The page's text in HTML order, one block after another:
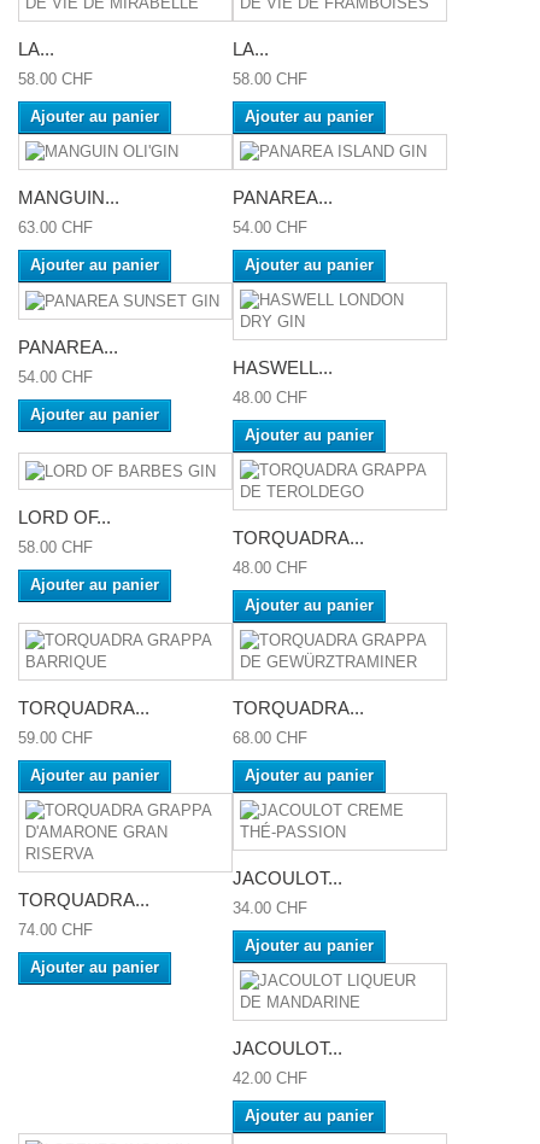
LA...
58.00 CHF
Ajouter au panier
LA...
58.00 CHF
Ajouter au panier
MANGUIN...
63.00 CHF
Ajouter au panier
PANAREA...
54.00 CHF
Ajouter au panier
PANAREA...
54.00 CHF
Ajouter au panier
HASWELL...
48.00 CHF
Ajouter au panier
LORD OF...
58.00 CHF
Ajouter au panier
TORQUADRA...
48.00 CHF
Ajouter au panier
TORQUADRA...
59.00 CHF
Ajouter au panier
TORQUADRA...
68.00 CHF
Ajouter au panier
TORQUADRA...
74.00 CHF
Ajouter au panier
JACOULOT...
34.00 CHF
Ajouter au panier
JACOULOT...
42.00 CHF
Ajouter au panier